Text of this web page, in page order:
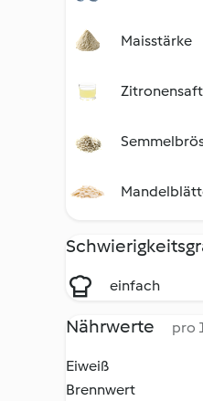
Maisstärke
einfach
Nährwerte pro
Eiweiß
Brennwert